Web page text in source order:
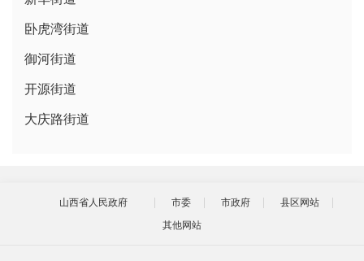
卧虎湾街道
御河街道
开源街道
大庆路街道
山西省人民政府 市委 市政府
县区网站
其他网站